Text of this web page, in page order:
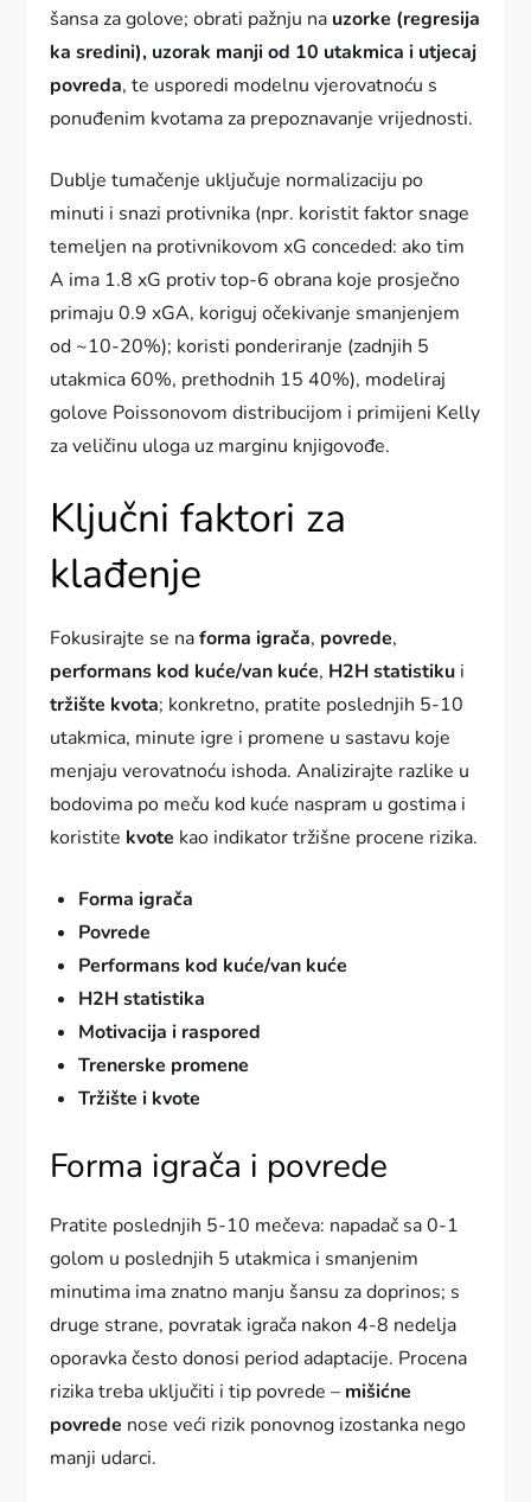
šansa za golove; obrati pažnju na uzorke (regresija
ka sredini), uzorak manji od 10 utakmica i utjecaj
povreda, te usporedi modelnu vjerovatnoću s
ponuđenim kvotama za prepoznavanje vrijednosti.
Dublje tumačenje uključuje normalizaciju po
minuti i snazi protivnika (npr. koristit faktor snage
temeljen na protivnikovom xG conceded: ako tim
A ima 1.8 xG protiv top-6 obrana koje prosječno
primaju 0.9 xGA, koriguj očekivanje smanjenjem
od ~10-20%); koristi ponderiranje (zadnjih 5
utakmica 60%, prethodnih 15 40%), modeliraj
golove Poissonovom distribucijom i primijeni Kelly
za veličinu uloga uz marginu knjigovođe.
Ključni faktori za
klađenje
Fokusirajte se naforma igrača, povrede,
performans kod kuće/van kuće, H2H statistiku i
tržište kvota; konkretno, pratite poslednjih 5-10
utakmica, minute igre i promene u sastavu koje
menjaju verovatnoću ishoda. Analizirajte razlike u
bodovima po meču kod kuće naspram u gostima i
koristite kvote kao indikator tržišne procene rizika.
Forma igrača
Povrede
Performans kod kuće/van kuće
H2H statistika
Motivacija i raspored
Trenerske promene
Tržište i kvote
Forma igrača i povrede
Pratite poslednjih 5-10 mečeva: napadač sa 0-1
golom u poslednjih 5 utakmica i smanjenim
minutima ima znatno manju šansu za doprinos; s
druge strane, povratak igrača nakon 4-8 nedelja
oporavka često donosi period adaptacije. Procena
rizika treba uključiti i tip povrede – mišićne
povrede nose veći rizik ponovnog izostanka nego
manji udarci.